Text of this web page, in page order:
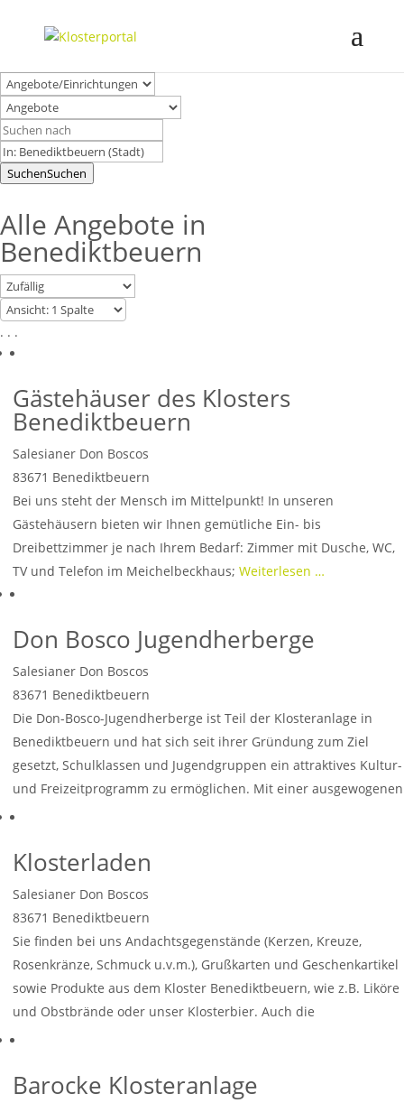
SuchenSuchen
Alle Angebote in
Benediktbeuern
. . .
Gästehäuser des Klosters
Benediktbeuern
Salesianer Don Boscos
83671 Benediktbeuern
Bei uns steht der Mensch im Mittelpunkt! In unseren
Gästehäusern bieten wir Ihnen gemütliche Ein- bis
Dreibettzimmer je nach Ihrem Bedarf: Zimmer mit Dusche, WC,
TV und Telefon im Meichelbeckhaus; Weiterlesen …
Don Bosco Jugendherberge
Salesianer Don Boscos
83671 Benediktbeuern
Die Don-Bosco-Jugendherberge ist Teil der Klosteranlage in
Benediktbeuern und hat sich seit ihrer Gründung zum Ziel
gesetzt, Schulklassen und Jugendgruppen ein attraktives Kultur-
und Freizeitprogramm zu ermöglichen. Mit einer ausgewogenen
Weiterlesen …
Klosterladen
Salesianer Don Boscos
83671 Benediktbeuern
Sie finden bei uns Andachtsgegenstände (Kerzen, Kreuze,
Rosenkränze, Schmuck u.v.m.), Grußkarten und Geschenkartikel
sowie Produkte aus dem Kloster Benediktbeuern, wie z.B. Liköre
und Obstbrände oder unser Klosterbier. Auch die
Bücherabteilung
Barocke Klosteranlage